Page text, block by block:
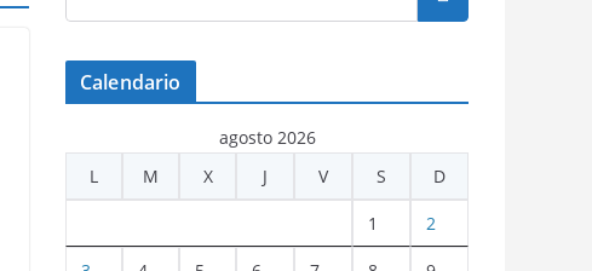
Calendario
agosto 2026
L
M X J V S D
1 2